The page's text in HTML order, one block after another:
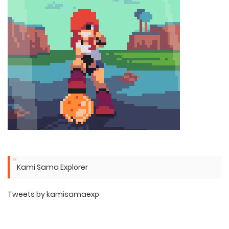
Kami Sama Explorer
Tweets by kamisamaexp